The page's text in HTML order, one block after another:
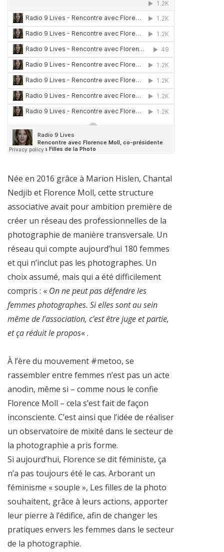
Née en 2016 grâce à Marion Hislen, Chantal
Nedjib et Florence Moll, cette structure
associative avait pour ambition première de
créer un réseau des professionnelles de la
photographie de manière transversale. Un
réseau qui compte aujourd’hui 180 femmes
et qui n’inclut pas les photographes. Un
choix assumé, mais qui a été difficilement
compris : « On ne peut pas défendre les
femmes photographes. Si elles sont au sein
même de l’association, c’est être juge et partie,
et ça réduit le propos« .
À l’ère du mouvement #metoo, se
rassembler entre femmes n’est pas un acte
anodin, même si – comme nous le confie
Florence Moll – cela s’est fait de façon
inconsciente. C’est ainsi que l’idée de réaliser
un observatoire de mixité dans le secteur de
la photographie a pris forme.
Si aujourd’hui, Florence se dit féministe, ça
n’a pas toujours été le cas. Arborant un
féminisme « souple », Les filles de la photo
souhaitent, grâce à leurs actions, apporter
leur pierre à l’édifice, afin de changer les
pratiques envers les femmes dans le secteur
de la photographie.